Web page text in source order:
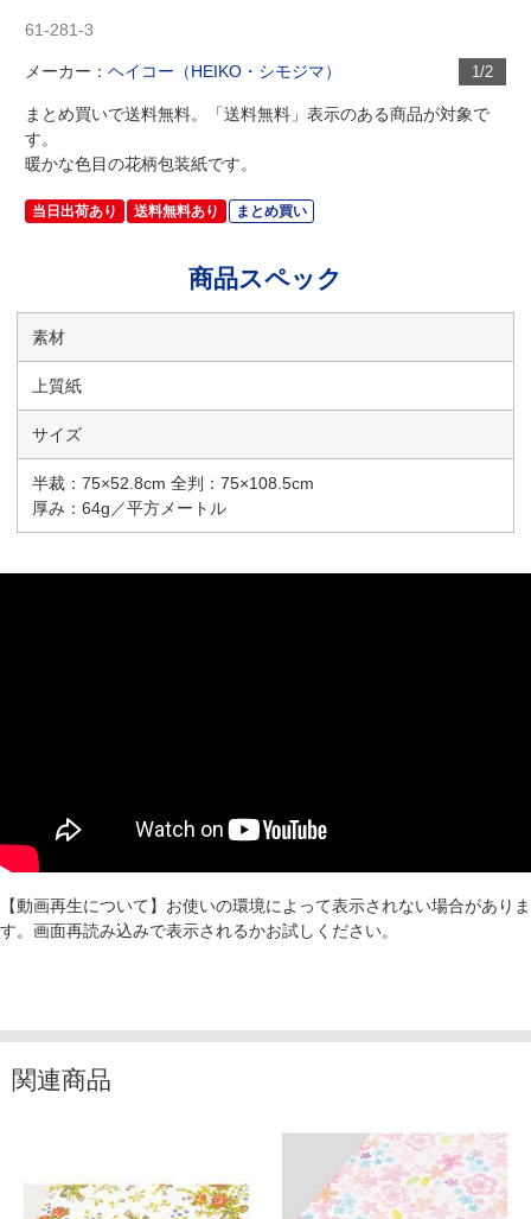
1/2
61-281-3
メーカー：ヘイコー（HEIKO・シモジマ）
まとめ買いで送料無料。「送料無料」表示のある商品が対象で
す。
暖かな色目の花柄包装紙です。
当日出荷あり 送料無料あり まとめ買い
商品スペック
素材
上質紙
サイズ
半裁：75×52.8cm 全判：75×108.5cm
厚み：64g／平方メートル
【動画再生について】お使いの環境によって表示されない場合がありま
す。画面再読み込みで表示されるかお試しください。
関連商品